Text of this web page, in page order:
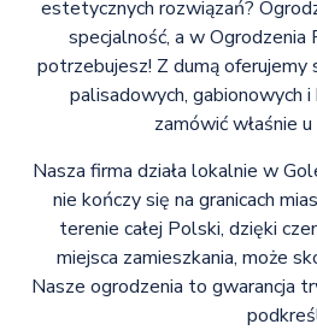
estetycznych rozwiązań?
specjalność, a w Ogrodzenia
potrzebujesz! Z dumą
palisadowych, gabionowych
zamówić właśnie
Nasza firma działa lokalnie w
nie kończy się na granicach
terenie całej Polski, dzięki
miejsca zamieszkania, może
Nasze ogrodzenia to gwarancja